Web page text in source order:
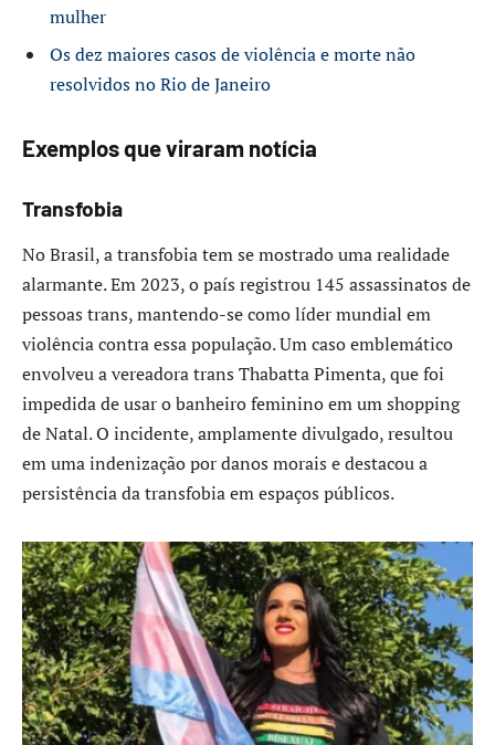
mulher
Os dez maiores casos de violência e morte não
resolvidos no Rio de Janeiro
Exemplos que viraram notícia
Transfobia
No Brasil, a transfobia tem se mostrado uma realidade
alarmante. Em 2023, o país registrou 145 assassinatos de
pessoas trans, mantendo-se como líder mundial em
violência contra essa população. Um caso emblemático
envolveu a vereadora trans Thabatta Pimenta, que foi
impedida de usar o banheiro feminino em um shopping
de Natal. O incidente, amplamente divulgado, resultou
em uma indenização por danos morais e destacou a
persistência da transfobia em espaços públicos.